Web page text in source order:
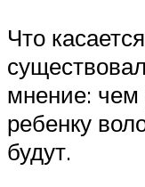
Что
мнение: чем
ребенку
будут.